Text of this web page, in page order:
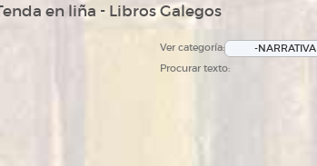
en liña - Libros Galegos
Ver categoría:
Procurar texto: